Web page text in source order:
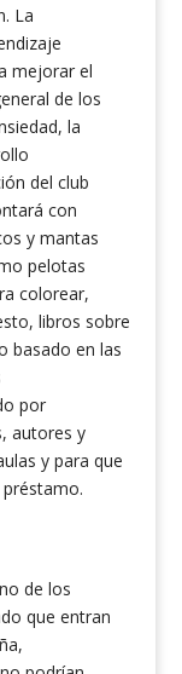
La
mejorar el
de los
la
del club
con
y mantas
pelotas
colorear,
libros sobre
basado en las
por
autores y
y para que
de los
que entran